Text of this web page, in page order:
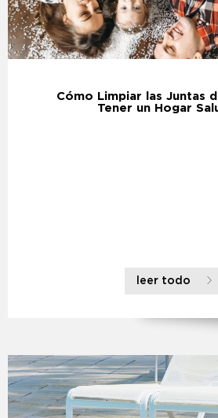
Cómo Limpiar las Juntas
Tener un Hogar
leer todo